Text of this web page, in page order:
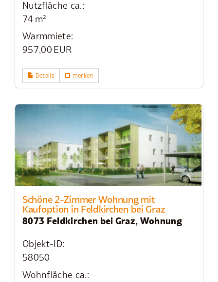
Nutzfläche ca.:
74 m²
Warmmiete:
957,00 EUR
Details merken
Schöne 2-Zimmer Wohnung mit
Kaufoption in Feldkirchen bei Graz
8073 Feldkirchen bei Graz, Wohnung
Objekt-ID:
58050
Wohnfläche ca.: